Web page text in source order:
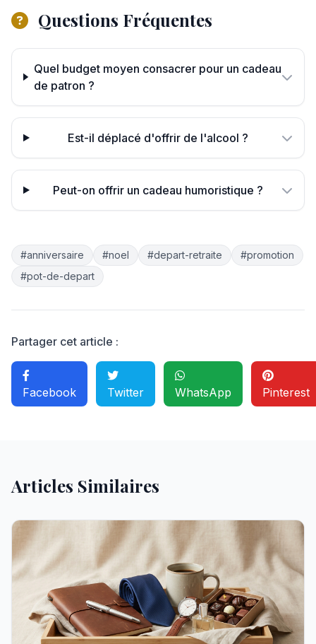
Questions Fréquentes
Quel budget moyen consacrer pour un cadeau
de patron ?
Est-il déplacé d'offrir de l'alcool ?
Peut-on offrir un cadeau humoristique ?
#anniversaire #noel #depart-retraite
#promotion
#pot-de-depart
Partager cet article :
Facebook Twitter WhatsApp Pinterest
Articles Similaires